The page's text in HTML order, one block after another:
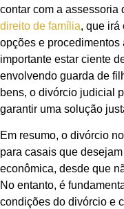
contar com a assessoria
direito de família, que irá
opções e procedimentos
importante estar ciente
envolvendo guarda de
bens, o divórcio judicial
garantir uma solução
Em resumo, o divórcio
para casais que
econômica, desde que
No entanto, é
condições do divórcio e